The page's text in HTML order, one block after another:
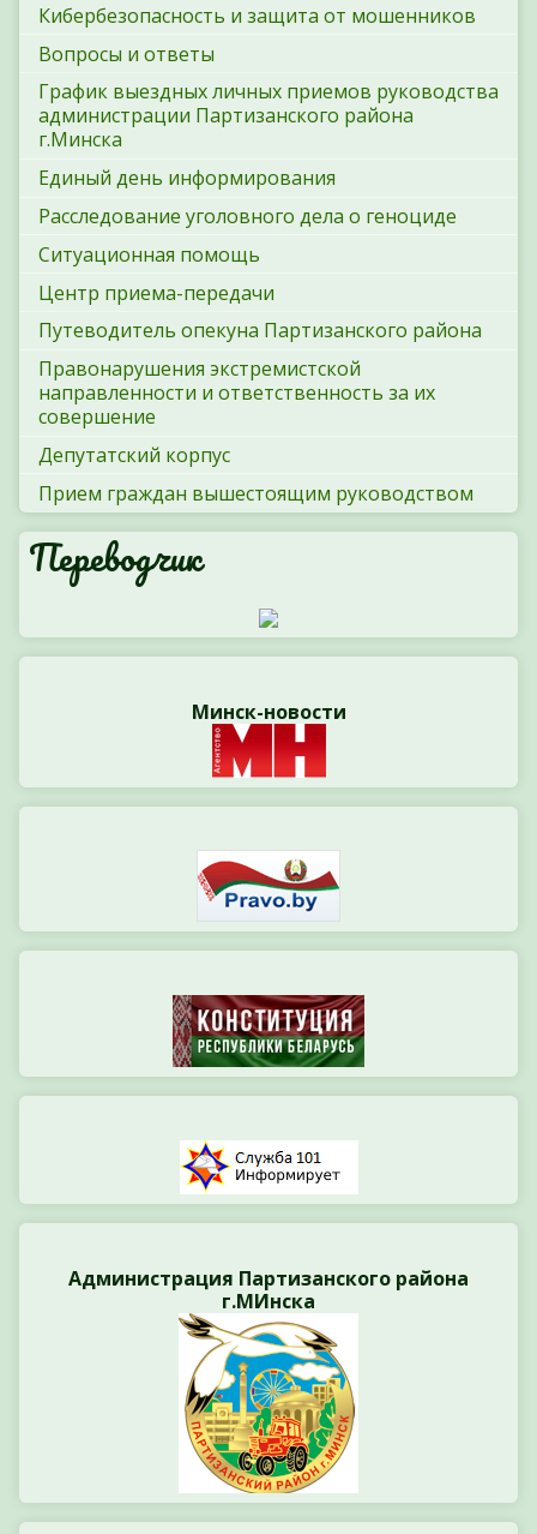
Кибербезопасность и защита от мошенников
Вопросы и ответы
График выездных личных приемов руководства
администрации Партизанского района
г.Минска
Единый день информирования
Расследование уголовного дела о геноциде
Ситуационная помощь
Центр приема-передачи
Путеводитель опекуна Партизанского района
Правонарушения экстремистской
направленности и ответственность за их
совершение
Депутатский корпус
Прием граждан вышестоящим руководством
Переводчик
Минск-новости
Администрация Партизанского района
г.МИнска